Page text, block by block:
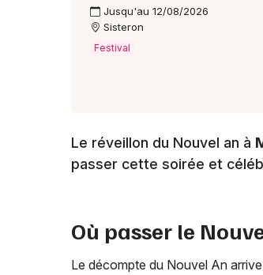
Jusqu'au 12/08/2026
Sisteron
Festival
Le réveillon du Nouvel an à
passer cette soirée et
Où passer le
Le décompte du Nouvel An